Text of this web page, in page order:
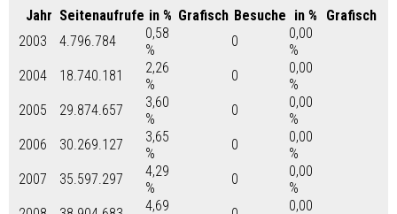
Jahr Seitenaufrufe in % Grafisch Besuche in %
Grafisch
2003
4.796.784
0,58
%
0
0,00
%
2004
18.740.181
2,26
%
0
0,00
%
2005
29.874.657
3,60
%
0
0,00
%
2006
30.269.127
3,65
%
0
0,00
%
2007
35.597.297
4,29
%
0
0,00
%
4,69
0,00